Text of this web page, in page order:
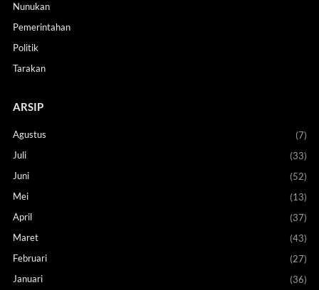
Nunukan
Pemerintahan
Politik
Tarakan
ARSIP
Agustus
(7)
Juli
(33)
Juni
(52)
Mei
(13)
April
(37)
Maret
(43)
Februari
(27)
Januari
(36)